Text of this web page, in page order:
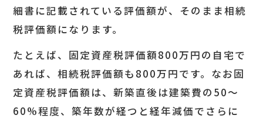
細書に記載されている評価額が、そのまま相続
税評価額になります。
たとえば、固定資産税評価額800万円の自宅で
あれば、相続税評価額も800万円です。なお固
定資産税評価額は、新築直後は建築費の50〜
60%程度、築年数が経つと経年減価でさらに